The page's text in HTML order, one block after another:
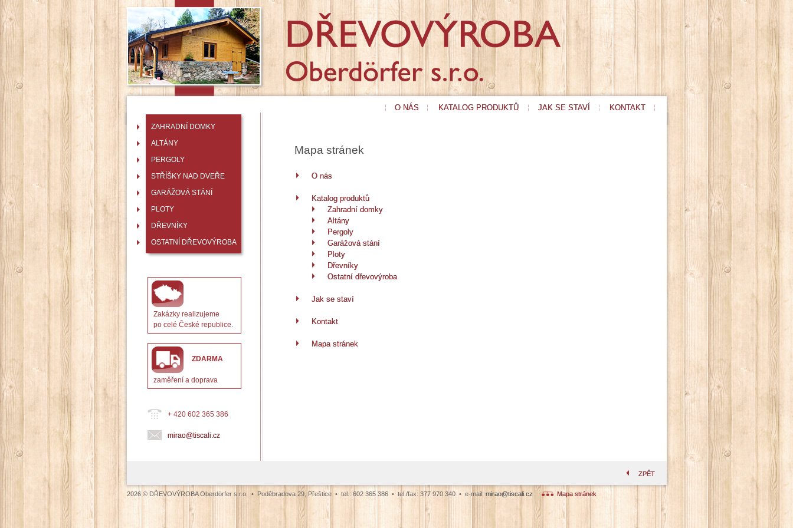
Zakázky realizujeme
po celé České republice.
ZDARMA
zaměření a doprava
+ 420 602 365 386
mirao@tiscali.cz
ZAHRADNÍ DOMKY
ALTÁNY
PERGOLY
STŘÍŠKY NAD DVEŘE
GARÁŽOVÁ STÁNÍ
PLOTY
DŘEVNÍKY
OSTATNÍ DŘEVOVÝROBA
Mapa stránek
O nás
Katalog produktů
Zahradní domky
Altány
Pergoly
Garážová stání
Ploty
Dřevníky
Ostatní dřevovýroba
Jak se staví
Kontakt
Mapa stránek
O NÁS KATALOG PRODUKTŮ JAK SE STAVÍ KONTAKT
ZPĚT
2026 © DŘEVOVÝROBA Oberdörfer s.r.o. • Poděbradova 29, Přeštice • tel.: 602 365 386 • tel./fax: 377 970 340 • e-mail: mirao@tiscali.cz Mapa stránek